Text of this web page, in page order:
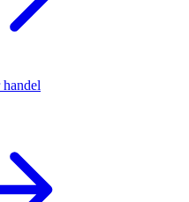
handel